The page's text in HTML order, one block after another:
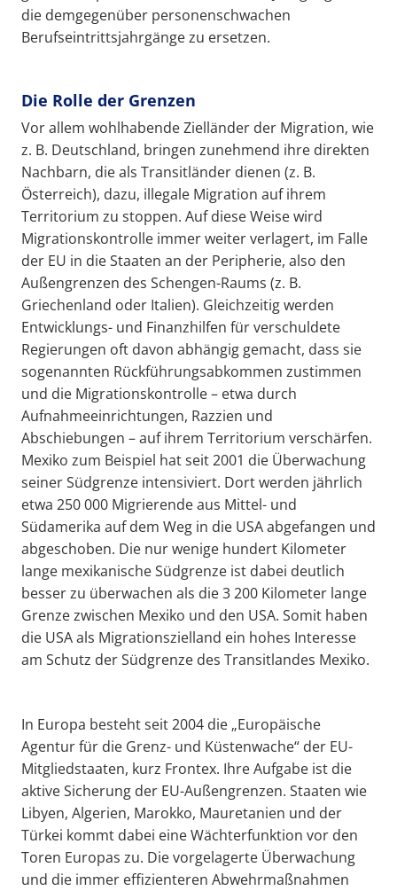
die demgegenüber personenschwachen
Berufseintrittsjahrgänge zu ersetzen.
Die Rolle der Grenzen
Vor allem wohlhabende Zielländer der Migration, wie
z. B. Deutschland, bringen zunehmend ihre direkten
Nachbarn, die als Transitländer dienen (z. B.
Österreich), dazu, illegale Migration auf ihrem
Territorium zu stoppen. Auf diese Weise wird
Migrationskontrolle immer weiter verlagert, im Falle
der EU in die Staaten an der Peripherie, also den
Außengrenzen des Schengen-Raums (z. B.
Griechenland oder Italien). Gleichzeitig werden
Entwicklungs- und Finanzhilfen für verschuldete
Regierungen oft davon abhängig gemacht, dass sie
sogenannten Rückführungsabkommen zustimmen
und die Migrationskontrolle – etwa durch
Aufnahmeeinrichtungen, Razzien und
Abschiebungen – auf ihrem Territorium verschärfen.
Mexiko zum Beispiel hat seit 2001 die Überwachung
seiner Südgrenze intensiviert. Dort werden jährlich
etwa 250 000 Migrierende aus Mittel- und
Südamerika auf dem Weg in die USA abgefangen und
abgeschoben. Die nur wenige hundert Kilometer
lange mexikanische Südgrenze ist dabei deutlich
besser zu überwachen als die 3 200 Kilometer lange
Grenze zwischen Mexiko und den USA. Somit haben
die USA als Migrationszielland ein hohes Interesse
am Schutz der Südgrenze des Transitlandes Mexiko.
In Europa besteht seit 2004 die „Europäische
Agentur für die Grenz- und Küstenwache“ der EU-
Mitgliedstaaten, kurz Frontex. Ihre Aufgabe ist die
aktive Sicherung der EU-Außengrenzen. Staaten wie
Libyen, Algerien, Marokko, Mauretanien und der
Türkei kommt dabei eine Wächterfunktion vor den
Toren Europas zu. Die vorgelagerte Überwachung
und die immer effizienteren Abwehrmaßnahmen